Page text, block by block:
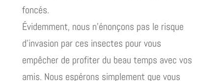
foncés.
Évidemment, nous n’énonçons pas le risque
d’invasion par ces insectes pour vous
empêcher de profiter du beau temps avec vos
amis. Nous espérons simplement que vous